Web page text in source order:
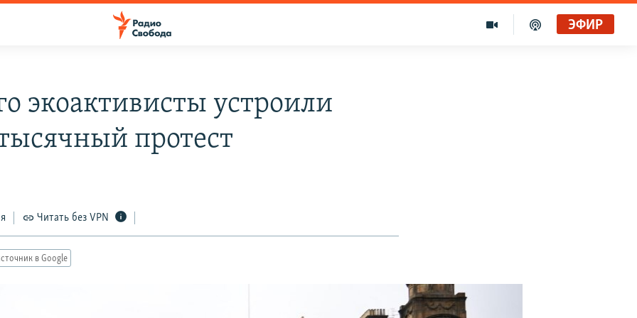
ЭФИР
экоактивисты устроили
протест
Читать без VPN
в Google